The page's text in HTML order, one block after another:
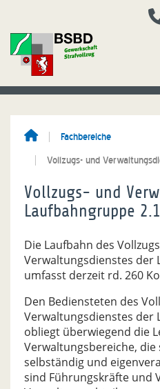
Fachbereiche
Vollzugs- und
Vollzugs- und
Laufbahngruppe 2.1
Die Laufbahn des
Verwaltungsdienstes der
umfasst derzeit rd. 260
Den Bediensteten des
Verwaltungsdienstes der
obliegt überwiegend die
Verwaltungsbereiche, die
selbständig und
sind Führungskräfte und